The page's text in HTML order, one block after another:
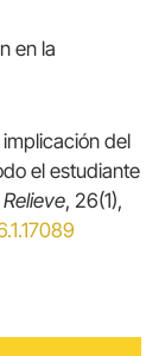
en la
del
el estudiante
Relieve, 26(1),